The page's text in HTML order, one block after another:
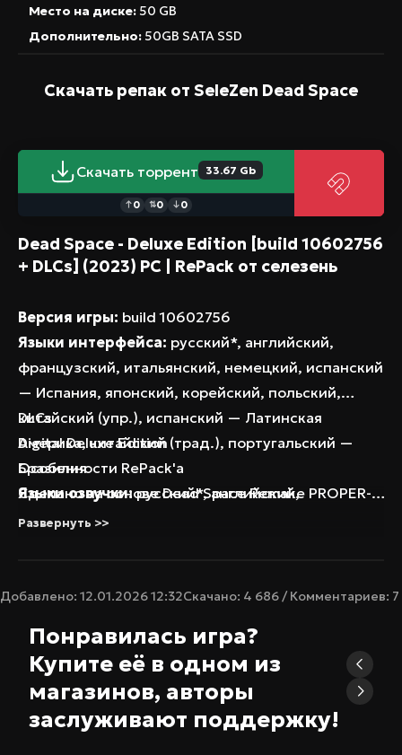
Место на диске: 50 GB
Дополнительно: 50GB SATA SSD
Скачать репак от SeleZen Dead Space
Скачать торрент 33.67 Gb
↑0 ⇅0 ↓0
Dead Space - Deluxe Edition [build 10602756
+ DLCs] (2023) PC | RePack от селезень
Версия игры: build 10602756
Языки интерфейса: русский*, английский,
французский, итальянский, немецкий, испанский
— Испания, японский, корейский, польский,
китайский (упр.), испанский — Латинская
Америка, китайский (трад.), португальский —
Бразилия
Языки озвучки:русский*, английский,
французский, итальянский, немецкий, испанский
*Опционально gamevoice v1.0 от 03.10.2024
DLCs
Digital Deluxe Edition
Особенности RePack'а
Сделано на основе Dead Space Remake PROPER-
voices38
компьютера)
Развернуть >>
Добавлено: 12.01.2026 12:32Скачано: 4 686 / Комментариев: 7
Понравилась игра?
Купите её в одном из
магазинов, авторы
заслуживают поддержку!